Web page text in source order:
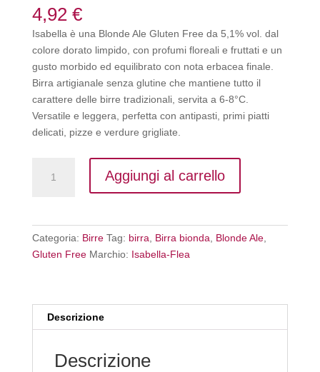
4,92 €
Isabella è una Blonde Ale Gluten Free da 5,1% vol. dal
colore dorato limpido, con profumi floreali e fruttati e un
gusto morbido ed equilibrato con nota erbacea finale.
Birra artigianale senza glutine che mantiene tutto il
carattere delle birre tradizionali, servita a 6-8°C.
Versatile e leggera, perfetta con antipasti, primi piatti
delicati, pizze e verdure grigliate.
Blonde
Aggiungi al carrello
Categoria: Birre Tag: birra Birra bionda Blonde Ale,
Gluten Free Marchio: Isabella-Flea
Descrizione
Descrizione